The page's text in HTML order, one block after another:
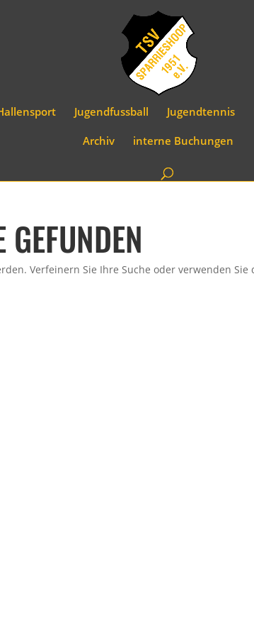
Jugendfussball Jugendtennis
Archiv interne Buchungen
Verfeinern Sie Ihre Suche oder verwenden Sie